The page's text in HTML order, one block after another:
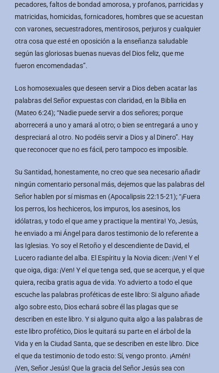
pecadores, faltos de bondad amorosa, y profanos, parricidas y
matricidas, homicidas, fornicadores, hombres que se acuestan
con varones, secuestradores, mentirosos, perjuros y cualquier
otra cosa que esté en oposición a la enseñanza saludable
según las gloriosas buenas nuevas del Dios feliz, que me
fueron encomendadas”.
Los homosexuales que deseen servir a Dios deben acatar las
palabras del Señor expuestas con claridad, en la Biblia en
(Mateo 6:24); “Nadie puede servir a dos señores; porque
aborrecerá a uno y amará al otro; o bien se entregará a uno y
despreciará al otro. No podéis servir a Dios y al Dinero”. Hay
que reconocer que no es fácil, pero tampoco es imposible.
Su Santidad, honestamente, no creo que sea necesario añadir
ningún comentario personal más, dejemos que las palabras del
Señor hablen por sí mismas en (Apocalipsis 22:15-21); “¡Fuera
los perros, los hechiceros, los impuros, los asesinos, los
idólatras, y todo el que ame y practique la mentira! Yo, Jesús,
he enviado a mi Ángel para daros testimonio de lo referente a
las Iglesias. Yo soy el Retoño y el descendiente de David, el
Lucero radiante del alba. El Espíritu y la Novia dicen: ¡Ven! Y el
que oiga, diga: ¡Ven! Y el que tenga sed, que se acerque, y el que
quiera, reciba gratis agua de vida. Yo advierto a todo el que
escuche las palabras proféticas de este libro: Si alguno añade
algo sobre esto, Dios echará sobre él las plagas que se
describen en este libro. Y si alguno quita algo a las palabras de
este libro profético, Dios le quitará su parte en el árbol de la
Vida y en la Ciudad Santa, que se describen en este libro. Dice
el que da testimonio de todo esto: Sí, vengo pronto. ¡Amén!
¡Ven, Señor Jesús! Que la gracia del Señor Jesús sea con